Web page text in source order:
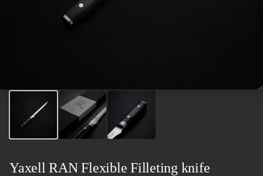
Yaxell RAN Flexible Filleting knife